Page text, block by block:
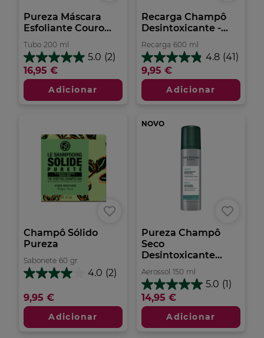
Pureza Máscara
Esfoliante Couro...
Tubo 200 ml
5.0 (2)
5.0
em
5
estrelas.
2
16,95 €
Adicionar
Recarga Champô
Desintoxicante -...
Recarga 600 ml
4.8 (41)
4.8
em
5
estrelas.
41
9,95 €
Adicionar
Champô Sólido
Pureza
Sabonete 60 gr
4.0 (2)
4.0
5
estrelas.
análises
9,95 €
Adicionar
NOVO
Pureza Champô
Seco
Desintoxicante...
Aerossol 150 ml
5.0 (1)
5.0
em
5
estrelas.
1
14,95 €
Adicionar